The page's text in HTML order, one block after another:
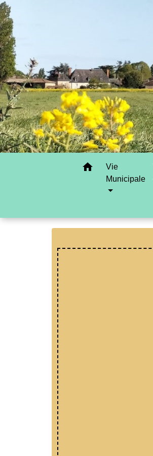
home
Vie
Municipale